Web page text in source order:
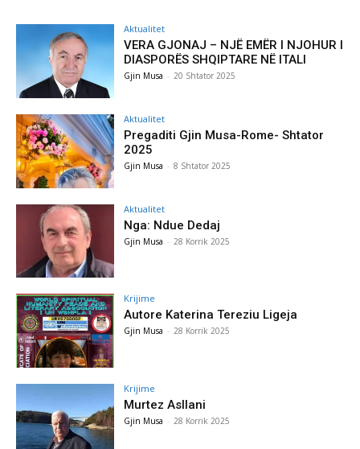
Aktualitet
VERA GJONAJ – NJË EMËR I NJOHUR I
DIASPORËS SHQIPTARE NË ITALI
Gjin Musa - 20 Shtator 2025
Aktualitet
Pregaditi Gjin Musa-Rome- Shtator
2025
Gjin Musa - 8 Shtator 2025
Aktualitet
Nga: Ndue Dedaj
Gjin Musa - 28 Korrik 2025
Krijime
Autore Katerina Tereziu Ligeja
Gjin Musa - 28 Korrik 2025
Krijime
Murtez Asllani
Gjin Musa - 28 Korrik 2025